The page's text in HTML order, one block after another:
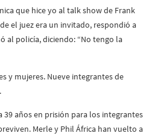
que hice yo al talk show de Frank
el juez era un invitado, respondió a
al policía, diciendo: “No tengo la
y mujeres. Nueve integrantes de
39 años en prisión para los integrantes
Merle y Phil África han vuelto a